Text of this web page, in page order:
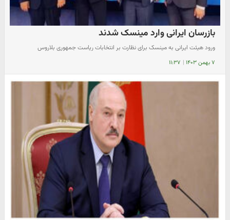
بازرسان ایرانی وارد مینسک شدند
ورود هیئت ایرانی به مینسک برای نظارت بر انتخابات ریاست جمهوری بلاروس
۷ بهمن ۱۴۰۳ | ۱۱:۳۷